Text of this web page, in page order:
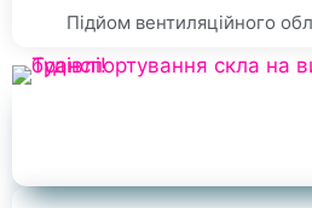
Підйом вентиляційного